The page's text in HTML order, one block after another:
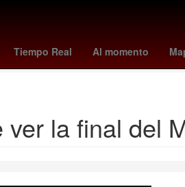
Tiempo Real Al momento
2026 quien gano el mundial 2026
la final del